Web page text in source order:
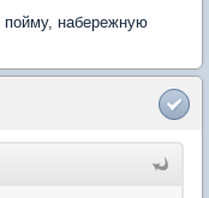
пойму, набережную